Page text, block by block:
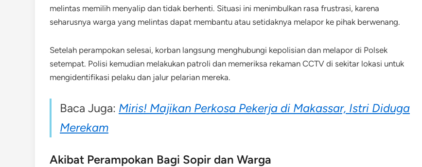
melintas memilih menyalip dan tidak berhenti. Situasi ini menimbulkan rasa frustrasi, karena
seharusnya warga yang melintas dapat membantu atau setidaknya melapor ke pihak berwenang.
Setelah perampokan selesai, korban langsung menghubungi kepolisian dan melapor di Polsek
setempat. Polisi kemudian melakukan patroli dan memeriksa rekaman CCTV di sekitar lokasi untuk
mengidentifikasi pelaku dan jalur pelarian mereka.
Baca Juga: Miris! Majikan Perkosa Pekerja di Makassar, Istri Diduga
Merekam
Akibat Perampokan Bagi Sopir dan Warga